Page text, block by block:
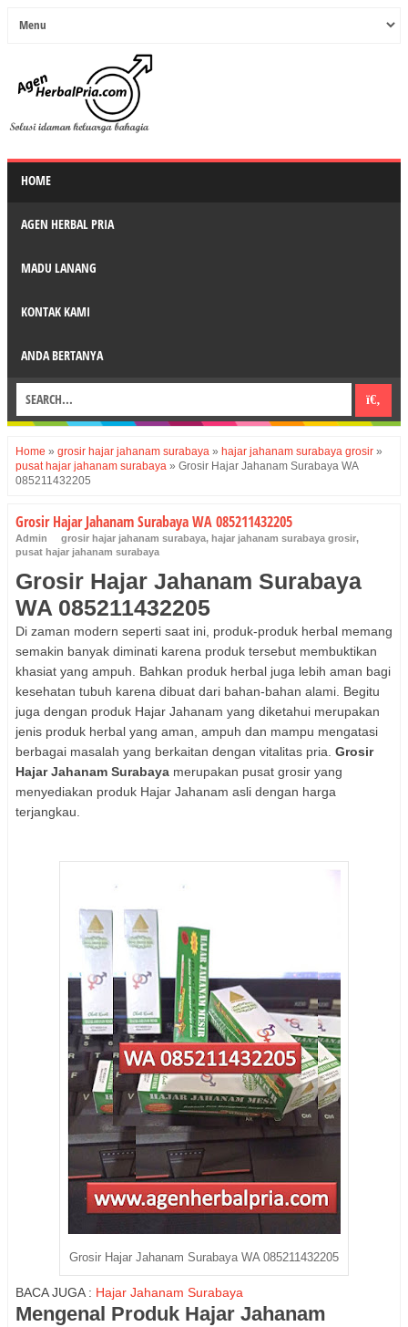
HOME
AGEN HERBAL PRIA
MADU LANANG
KONTAK KAMI
ANDA BERTANYA
Home » grosir hajar jahanam surabaya » hajar jahanam surabaya grosir »
pusat hajar jahanam surabaya » Grosir Hajar Jahanam Surabaya WA
085211432205
Grosir Hajar Jahanam Surabaya WA 085211432205
Admin grosir hajar jahanam surabaya, hajar jahanam surabaya grosir,
pusat hajar jahanam surabaya
Grosir Hajar Jahanam Surabaya
WA 085211432205
Di zaman modern seperti saat ini, produk-produk herbal memang
semakin banyak diminati karena produk tersebut membuktikan
khasiat yang ampuh. Bahkan produk herbal juga lebih aman bagi
kesehatan tubuh karena dibuat dari bahan-bahan alami. Begitu
juga dengan produk Hajar Jahanam yang diketahui merupakan
jenis produk herbal yang aman, ampuh dan mampu mengatasi
berbagai masalah yang berkaitan dengan vitalitas pria. Grosir
Hajar Jahanam Surabaya merupakan pusat grosir yang
menyediakan produk Hajar Jahanam asli dengan harga
terjangkau.
Grosir Hajar Jahanam Surabaya WA 085211432205
BACA JUGA : Hajar Jahanam Surabaya
Mengenal Produk Hajar Jahanam